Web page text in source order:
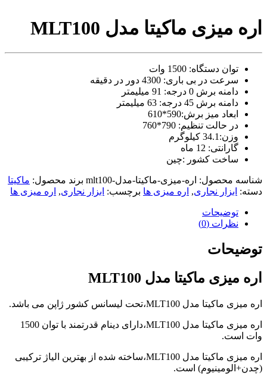
xxxx
com
tori
glasses
chinese
teen
raped
hotel
room
leone
xxx
kolkata
blue
video
player
family
stepmom
and
girl
with
اره میزی ماکیتا مدل MLT100
توان دستگاه: 1500 وات
سرعت در بی باری: 4300 دور در دقیقه
دامنه برش 0 درجه: 91 میلیمتر
دامنه برش 45 درجه: 63 میلیمتر
ابعاد میز برش:590*610
در حالت تنظیم: 790*760
وزن:34.1 کیلوگرم
گارانتی: 12 ماه
ساخت کشور :چین
شناسه محصول: اره-میزی-ماکیتا-مدل-mlt100 برند محصول: ماکیتا
دسته: ابزار نجاری, اره میزی ها برچسب: ابزار نجاری, اره میزی ها
توضیحات
نظرات (0)
توضیحات
اره میزی ماکیتا مدل MLT100
اره میزی ماکیتا مدل MLT100،تحت لیسانس کشور ژاپن می باشد.
اره میزی ماکیتا مدل MLT100،دارای دینام قدرتمند با توان 1500
وات است.
اره میزی ماکیتا مدل MLT100،ساخته شده از بهترین الیاژ ترکیبی
(چدن+الومینیوم) است.